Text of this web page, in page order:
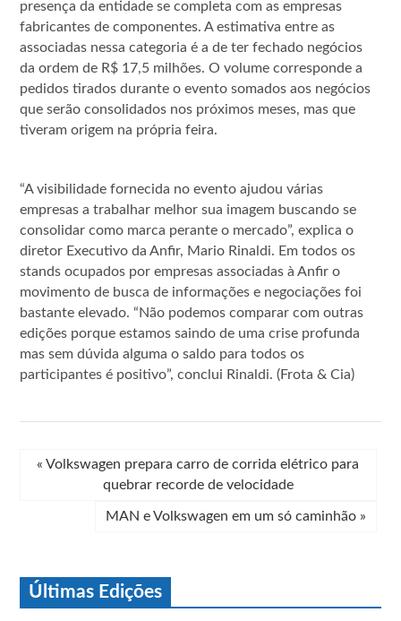
presença da entidade se completa com as empresas
fabricantes de componentes. A estimativa entre as
associadas nessa categoria é a de ter fechado negócios
da ordem de R$ 17,5 milhões. O volume corresponde a
pedidos tirados durante o evento somados aos negócios
que serão consolidados nos próximos meses, mas que
tiveram origem na própria feira.
“A visibilidade fornecida no evento ajudou várias
empresas a trabalhar melhor sua imagem buscando se
consolidar como marca perante o mercado”, explica o
diretor Executivo da Anfir, Mario Rinaldi. Em todos os
stands ocupados por empresas associadas à Anfir o
movimento de busca de informações e negociações foi
bastante elevado. “Não podemos comparar com outras
edições porque estamos saindo de uma crise profunda
mas sem dúvida alguma o saldo para todos os
participantes é positivo”, conclui Rinaldi. (Frota & Cia)
« Volkswagen prepara carro de corrida elétrico para
quebrar recorde de velocidade
MAN e Volkswagen em um só caminhão »
Últimas Edições